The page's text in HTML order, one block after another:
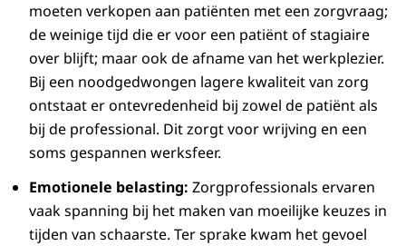
moeten verkopen aan patiënten met een zorgvraag;
de weinige tijd die er voor een patiënt of stagiaire
over blijft; maar ook de afname van het werkplezier.
Bij een noodgedwongen lagere kwaliteit van zorg
ontstaat er ontevredenheid bij zowel de patiënt als
bij de professional. Dit zorgt voor wrijving en een
soms gespannen werksfeer.
Emotionele belasting: Zorgprofessionals ervaren
vaak spanning bij het maken van moeilijke keuzes in
tijden van schaarste. Ter sprake kwam het gevoel